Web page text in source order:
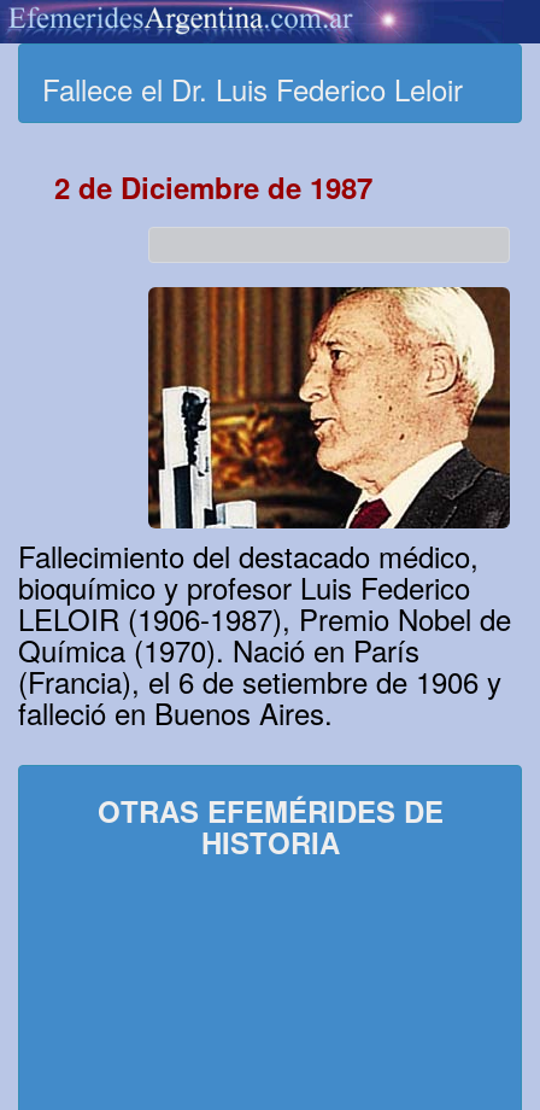
Fallece el Dr. Luis Federico Leloir
2 de Diciembre de 1987
Fallecimiento del destacado médico,
bioquímico y profesor Luis Federico
LELOIR (1906-1987), Premio Nobel de
Química (1970). Nació en París
(Francia), el 6 de setiembre de 1906 y
falleció en Buenos Aires.
OTRAS EFEMÉRIDES DE
HISTORIA